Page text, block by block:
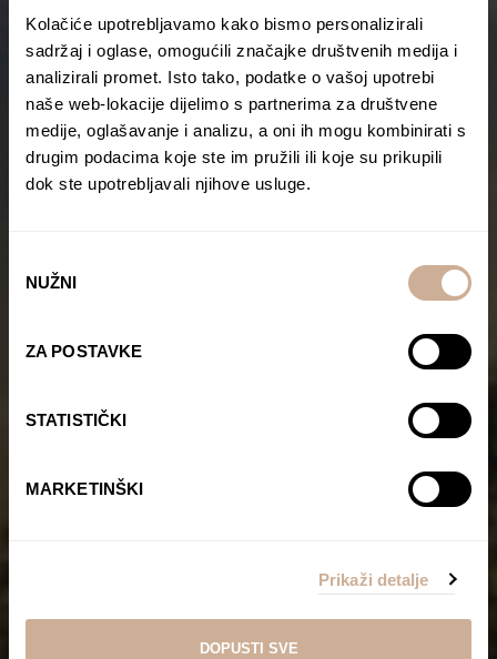
Kolačiće upotrebljavamo kako bismo personalizirali
sadržaj i oglase, omogućili značajke društvenih medija i
analizirali promet. Isto tako, podatke o vašoj upotrebi
naše web-lokacije dijelimo s partnerima za društvene
medije, oglašavanje i analizu, a oni ih mogu kombinirati s
drugim podacima koje ste im pružili ili koje su prikupili
dok ste upotrebljavali njihove usluge.
pristanka
NUŽNI
ZA POSTAVKE
STATISTIČKI
MARKETINŠKI
Prikaži detalje
DOPUSTI SVE